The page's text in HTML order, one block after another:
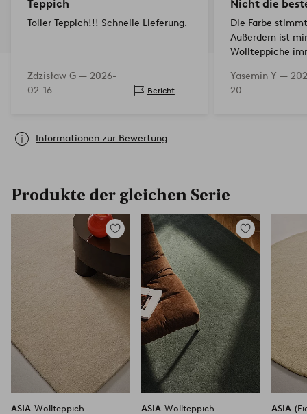
Teppich
Toller Teppich!!! Schnelle Lieferung.
Zdzisław G — 2026-
02-16
Bericht
Nicht die
Die Farbe
Außerdem ist
Wollteppiche
können. Ich
Teppich durchs…
Yasemin Y —
20
Informationen zur Bewertung
Produkte der gleichen Serie
Zu
Favoriten
hinzufügen
ASIA Wollteppich
Zu
Favoriten
hinzufügen
ASIA Wollteppich
ASIA